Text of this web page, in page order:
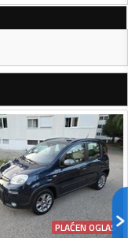
PLAĆEN OGLAS